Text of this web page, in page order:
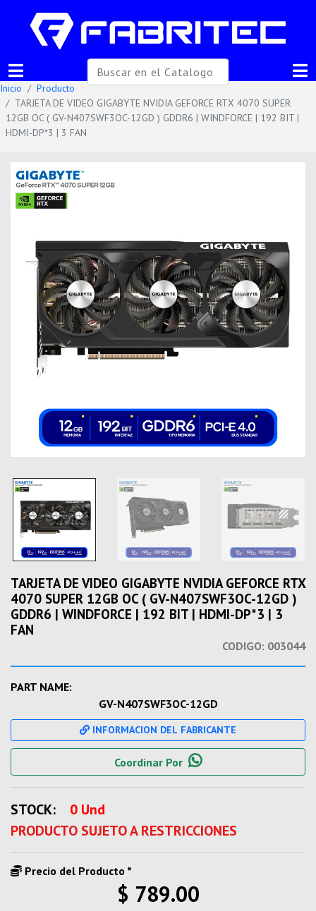
Inicio
Producto
TARJETA DE VIDEO GIGABYTE NVIDIA GEFORCE RTX 4070 SUPER
12GB OC ( GV-N407SWF3OC-12GD ) GDDR6 | WINDFORCE | 192 BIT |
HDMI-DP*3 | 3 FAN
TARJETA DE VIDEO GIGABYTE NVIDIA GEFORCE RTX
4070 SUPER 12GB OC ( GV-N407SWF3OC-12GD )
GDDR6 | WINDFORCE | 192 BIT | HDMI-DP*3 | 3
FAN
CODIGO: 003044
PART NAME:
GV-N407SWF3OC-12GD
INFORMACION DEL FABRICANTE
Coordinar Por
STOCK:
0 Und
PRODUCTO SUJETO A RESTRICCIONES
Precio del Producto *
$ 789.00